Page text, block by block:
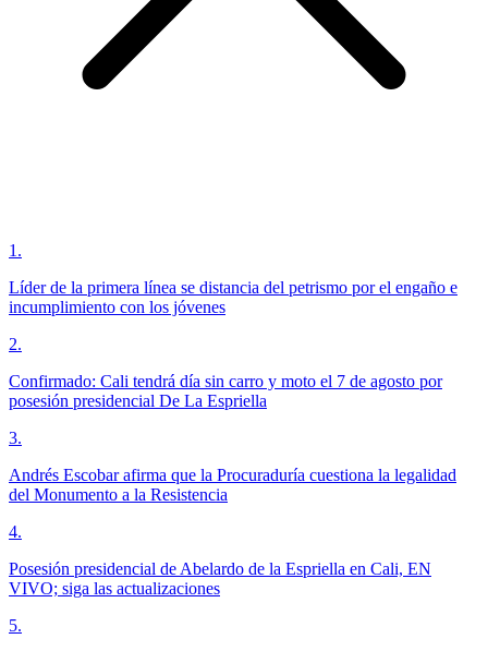
1 .
Líder de la primera línea se distancia del petrismo por el engaño e
incumplimiento con los jóvenes
2.
Confirmado: Cali tendrá día sin carro y moto el 7 de agosto por
posesión presidencial De La Espriella
3.
Andrés Escobar afirma que la Procuraduría cuestiona la legalidad
del Monumento a la Resistencia
4.
Posesión presidencial de Abelardo de la Espriella en Cali, EN
VIVO; siga las actualizaciones
5.